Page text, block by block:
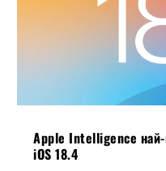
Apple Intelligence най-
iOS 18.4